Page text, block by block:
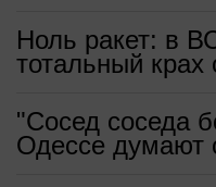
Ноль ракет: в
тотальный крах
"Сосед соседа
Одессе думают